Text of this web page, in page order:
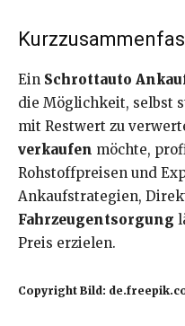
Ein Schrottauto
die Möglichkeit, selbst
mit Restwert zu
verkaufen möchte,
Rohstoffpreisen und
Ankaufstrategien,
Fahrzeugentsorgung
Preis erzielen.
Copyright Bild: